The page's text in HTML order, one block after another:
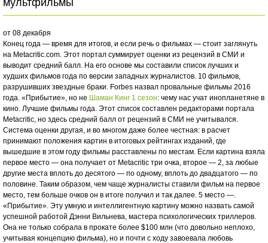
мультфильмы
от 08 декабря
Конец года — время для итогов, и если речь о фильмах — стоит заглянуть
на Metacritic.com. Этот портал суммирует оценки из рецензий в СМИ и
выводит средний балл. На его основе мы составили список лучших и
худших фильмов года по версии западных журналистов. 10 фильмов,
разрушивших звездные браки. Forbes назвал провальные фильмы 2016
года. «Прибытие», но не Шаман Кинг 1 сезон: чему нас учат инопланетяне в
кино. Лучшие фильмы года. Этот список составлен редакторами портала
Metacritic, но здесь средний балл от рецензий в СМИ не учитывался.
Система оценки другая, и во многом даже более честная: в расчет
принимают положения картин в итоговых рейтингах изданий, где
вышедшие в этом году фильмы расставлены по местам. Если картина взяла
первое место — она получает от Metacritic три очка, второе — 2, за любые
другие места вплоть до десятого — по одному, вплоть до двадцатого — по
половине. Таким образом, чем чаще журналисты ставили фильм на первое
место, тем больше очков он в итоге получил и так далее. 5 место —.
«Прибытие». Эту умную и интеллигентную картину можно назвать самой
успешной работой Дэнни Вильнева, мастера психологических триллеров.
Она не только собрала в прокате более $100 млн (что довольно неплохо,
учитывая концепцию фильма), но и почти с ходу завоевала любовь